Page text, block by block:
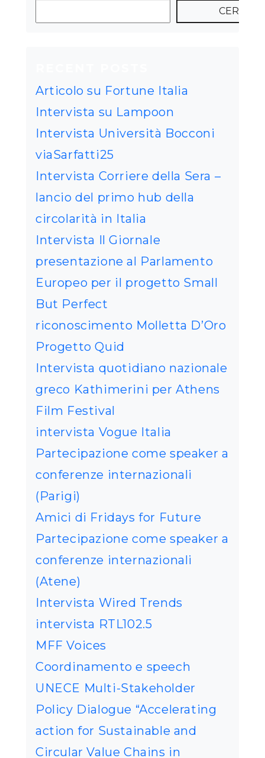
CERCA
Articolo su Fortune Italia
Intervista su Lampoon
Intervista Università Bocconi
viaSarfatti25
Intervista Corriere della Sera –
lancio del primo hub della
circolarità in Italia
Intervista Il Giornale
presentazione al Parlamento
Europeo per il progetto Small
But Perfect
riconoscimento Molletta D’Oro
Progetto Quid
Intervista quotidiano nazionale
greco Kathimerini per Athens
Film Festival
intervista Vogue Italia
Partecipazione come speaker a
conferenze internazionali
(Parigi)
Amici di Fridays for Future
Partecipazione come speaker a
conferenze internazionali
(Atene)
Intervista Wired Trends
intervista RTL102.5
MFF Voices
Coordinamento e speech
UNECE Multi-Stakeholder
Policy Dialogue “Accelerating
action for Sustainable and
Circular Value Chains in